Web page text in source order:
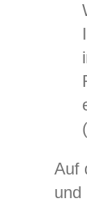
Auf
und